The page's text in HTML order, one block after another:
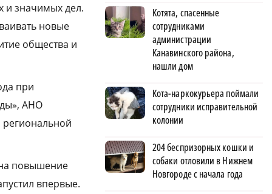
и значимых дел.
новые
общества и
при
АНО
повышение
впервые.
Котята, спасенные
сотрудниками
администрации
Канавинского района,
нашли дом
Кота-наркокурьера поймали
сотрудники исправительной
колонии
204 беспризорных кошки и
собаки отловили в Нижнем
Новгороде с начала года